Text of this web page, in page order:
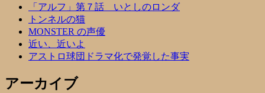
「アルフ」第７話 いとしのロンダ
トンネルの猫
MONSTER の声優
近い、近いよ
アストロ球団ドラマ化で発覚した事実
アーカイブ